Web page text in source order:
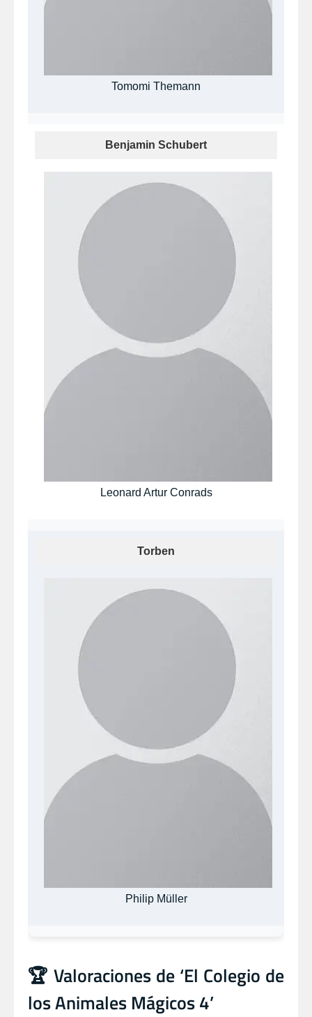
Tomomi Themann
Benjamin Schubert
Leonard Artur Conrads
Torben
Philip Müller
🏆 Valoraciones de ‘El Colegio de
los Animales Mágicos 4’